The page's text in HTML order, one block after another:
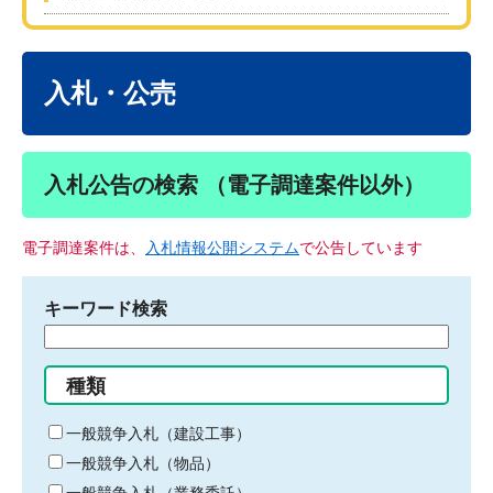
入札・公売
入札公告の検索 （電子調達案件以外）
電子調達案件は、 入札情報公開システムで公告しています
キーワード検索
る
キ
ー
ワ
種類
一般競争入札（建設工事）
一般競争入札（物品）